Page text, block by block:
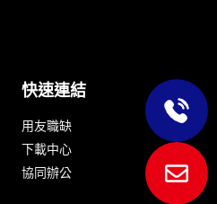
快速連結
用友職缺
下載中心
協同辦公